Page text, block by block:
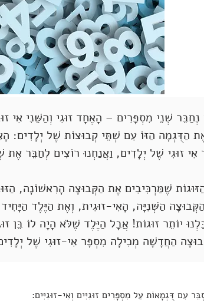
שְׁנֵי מִסְפָּרִים – הָאֶחָד זוּגִי וְהַשֵּׁנִי אִי
הַדֻּגְמָה הַזּוֹ עִם שְׁתֵּי קְבוּצוֹת שֶׁל יְלָדִים:
זוּגִי שֶׁל יְלָדִים, וַאֲנַחְנוּ רוֹצִים לְחַבֵּר
שֶׁמַּרְכִּיבִים אֶת הַקְּבוּצָה הָרִאשׁוֹנָה,
הַשְּׁנִיָּה, הָאִי-זוּגִית, וְאֶת הַיֶּלֶד
יוֹתֵר זוּגוֹת! אֲבָל הַיֶּלֶד שֶׁלֹּא הָיָה לוֹ בֵּן
הַחֲדָשָׁה מְכִילָה מִסְפָּר אִי-זוּגִי שֶׁל
עִם דֻּגְמָאוֹת עַל מִסְפָּרִים זוּגִיִּים וְאִי-זוּגִיִּים: